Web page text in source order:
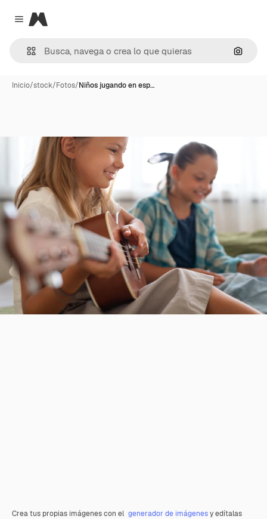
Close menu
Magnific
Inicio/stock/Fotos/Niños jugando en esp…
Crea tus propias imágenes con el generador de imágenesy edítalas